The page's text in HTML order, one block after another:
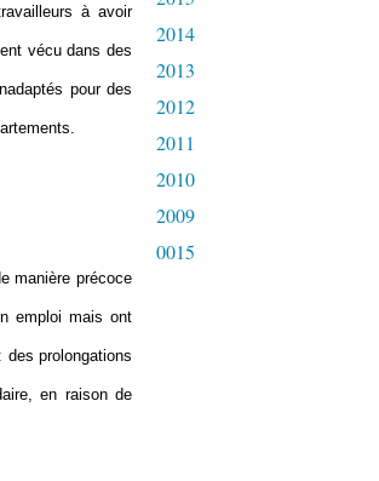
à avoir
vécu dans des
pour des
manière précoce
emploi mais ont
prolongations
en raison de
2014
2013
2012
2011
2010
2009
0015